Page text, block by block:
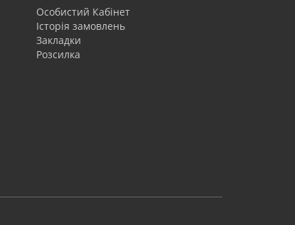
Особистий Кабінет
Історія замовлень
Закладки
Розсилка